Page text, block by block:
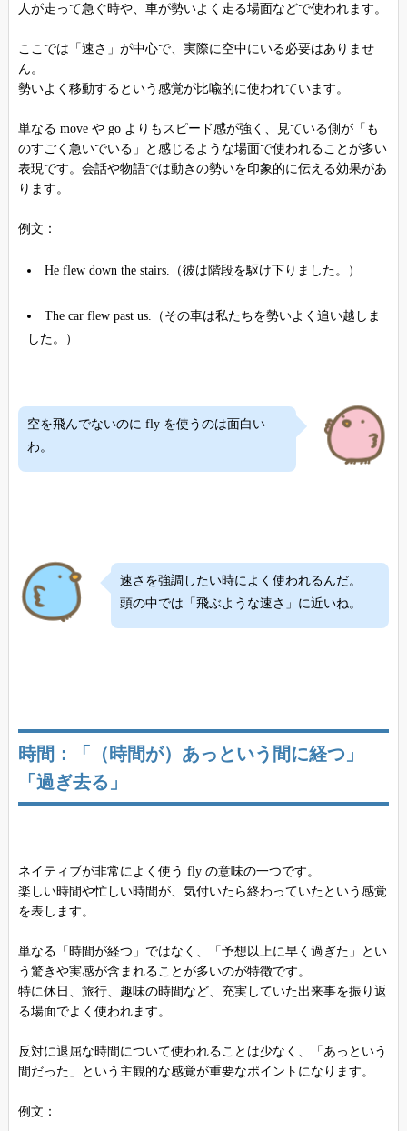
人が走って急ぐ時や、車が勢いよく走る場面などで使われます。
ここでは「速さ」が中心で、実際に空中にいる必要はありませ
ん。
勢いよく移動するという感覚が比喩的に使われています。
単なる move や go よりもスピード感が強く、見ている側が「も
のすごく急いでいる」と感じるような場面で使われることが多い
表現です。会話や物語では動きの勢いを印象的に伝える効果があ
ります。
例文：
He flew down the stairs.（彼は階段を駆け下りました。）
The car flew past us.（その車は私たちを勢いよく追い越しま
した。）
空を飛んでないのに fly を使うのは面白い
わ。
速さを強調したい時によく使われるんだ。
頭の中では「飛ぶような速さ」に近いね。
時間：「（時間が）あっという間に経つ」
「過ぎ去る」
ネイティブが非常によく使う fly の意味の一つです。
楽しい時間や忙しい時間が、気付いたら終わっていたという感覚
を表します。
単なる「時間が経つ」ではなく、「予想以上に早く過ぎた」とい
う驚きや実感が含まれることが多いのが特徴です。
特に休日、旅行、趣味の時間など、充実していた出来事を振り返
る場面でよく使われます。
反対に退屈な時間について使われることは少なく、「あっという
間だった」という主観的な感覚が重要なポイントになります。
例文：